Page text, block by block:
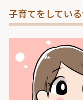
子育てをしてい